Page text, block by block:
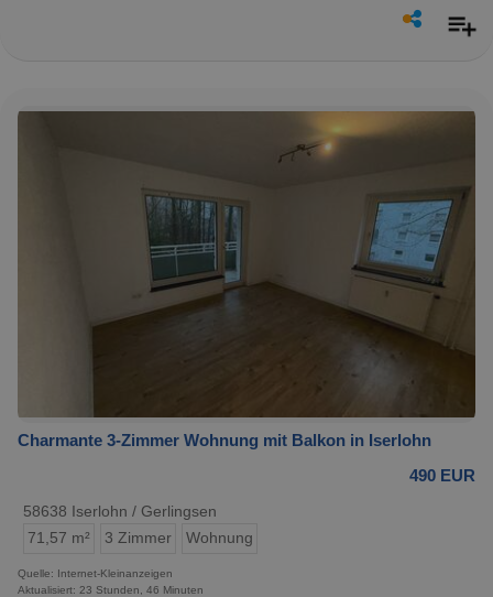
Charmante 3-Zimmer Wohnung mit Balkon in Iserlohn
490 EUR
58638 Iserlohn / Gerlingsen
71,57 m²
3 Zimmer Wohnung
Quelle: Internet-Kleinanzeigen
Aktualisiert: 23 Stunden, 46 Minuten